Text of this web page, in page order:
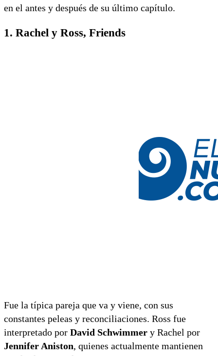
en el antes y después de su último capítulo.
1. Rachel y Ross, Friends
Fue la típica pareja que va y viene, con sus
constantes peleas y reconciliaciones. Ross fue
interpretado por David Schwimmer y Rachel por
Jennifer Aniston, quienes actualmente mantienen